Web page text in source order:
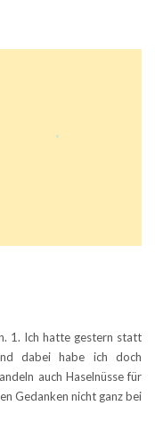
1. Ich hatte gestern statt
dabei habe ich doch
auch Haselnüsse für
Gedanken nicht ganz bei